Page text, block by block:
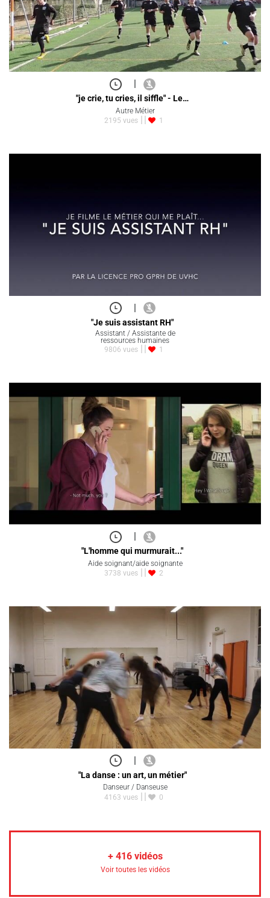
|
"je crie, tu cries, il siffle" - Le…
Autre Métier
2195 vues
1
|
"Je suis assistant RH"
Assistant / Assistante de
ressources humaines
9806 vues
1
|
"L'homme qui murmurait..."
Aide soignant/aide soignante
3738 vues
2
|
"La danse : un art, un métier"
Danseur / Danseuse
4163 vues
0
+ 416vidéos
Voir toutes les vidéos